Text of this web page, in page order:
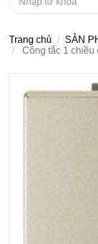
Trang chủ SẢN
Công tắc 1 chiều